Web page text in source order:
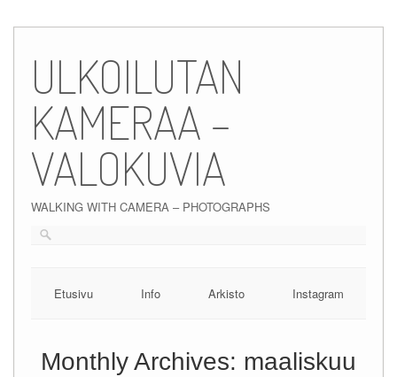
content
ULKOILUTAN
KAMERAA –
VALOKUVIA
WALKING WITH CAMERA – PHOTOGRAPHS
Etusivu Info Arkisto Instagram
Monthly Archives: maaliskuu